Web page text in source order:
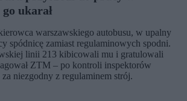
ukarał
warszawskiego autobusu, w upalny
spódnicę zamiast regulaminowych spodni.
linii 213 kibicowali mu i gratulowali
ZTM – po kontroli inspektorów
za niezgodny z regulaminem strój.